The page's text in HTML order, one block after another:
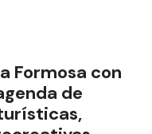
Formosa con
de